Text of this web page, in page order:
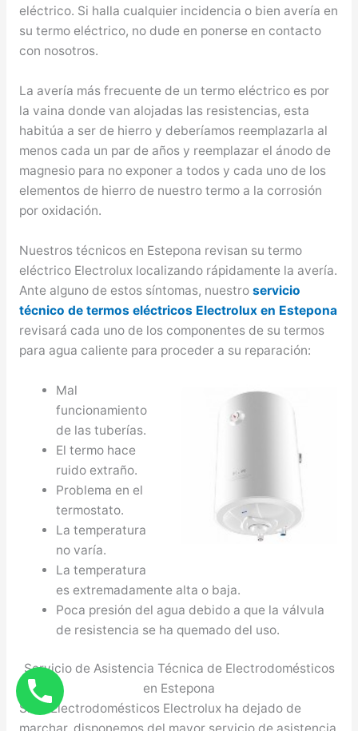
eléctrico. Si halla cualquier incidencia o bien avería en
su termo eléctrico, no dude en ponerse en contacto
con nosotros.
La avería más frecuente de un termo eléctrico es por
la vaina donde van alojadas las resistencias, esta
habitúa a ser de hierro y deberíamos reemplazarla al
menos cada un par de años y reemplazar el ánodo de
magnesio para no exponer a todos y cada uno de los
elementos de hierro de nuestro termo a la corrosión
por oxidación.
Nuestros técnicos en Estepona revisan su termo
eléctrico Electrolux localizando rápidamente la avería.
Ante alguno de estos síntomas, nuestro servicio
técnico de termos eléctricos Electrolux en Estepona
revisará cada uno de los componentes de su termos
para agua caliente para proceder a su reparación:
Mal
funcionamiento
de las tuberías.
El termo hace
ruido extraño.
Problema en el
termostato.
La temperatura
no varía.
La temperatura
es extremadamente alta o baja.
Poca presión del agua debido a que la válvula
de resistencia se ha quemado del uso.
Servicio de Asistencia Técnica de Electrodomésticos
en Estepona
Si su Electrodomésticos Electrolux ha dejado de